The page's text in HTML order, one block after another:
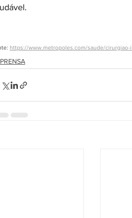
https://www.metropoles.com/saude/